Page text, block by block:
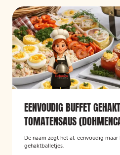
EENVOUDIG BUFFET
TOMATENSAUS
De naam zegt het al, eenvoudig
gehaktballetjes.